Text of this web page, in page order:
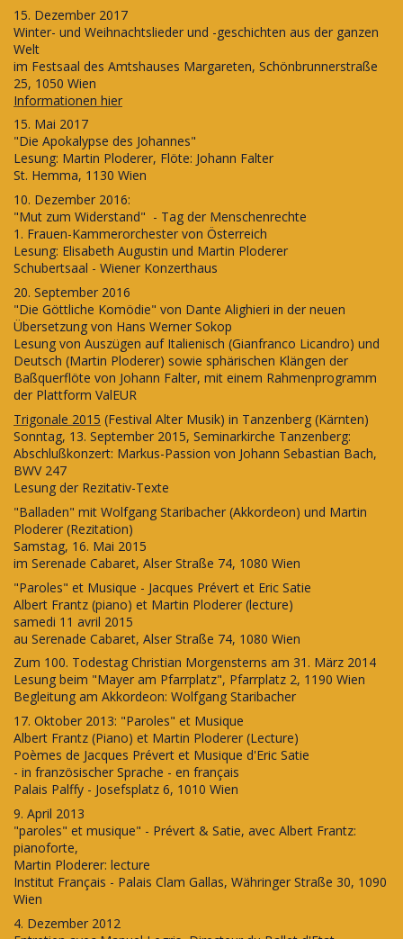
15. Dezember 2017
Winter- und Weihnachtslieder und -geschichten aus der ganzen
Welt
im Festsaal des Amtshauses Margareten, Schönbrunnerstraße
25, 1050 Wien
Informationen hier
15. Mai 2017
"Die Apokalypse des Johannes"
Lesung: Martin Ploderer, Flöte: Johann Falter
St. Hemma, 1130 Wien
10. Dezember 2016:
"Mut zum Widerstand" - Tag der Menschenrechte
1. Frauen-Kammerorchester von Österreich
Lesung: Elisabeth Augustin und Martin Ploderer
Schubertsaal - Wiener Konzerthaus
20. September 2016
"Die Göttliche Komödie" von Dante Alighieri in der neuen
Übersetzung von Hans Werner Sokop
Lesung von Auszügen auf Italienisch (Gianfranco Licandro) und
Deutsch (Martin Ploderer) sowie sphärischen Klängen der
Baßquerflöte von Johann Falter, mit einem Rahmenprogramm
der Plattform ValEUR
Trigonale 2015 (Festival Alter Musik) in Tanzenberg (Kärnten)
Sonntag, 13. September 2015, Seminarkirche Tanzenberg:
Abschlußkonzert: Markus-Passion von Johann Sebastian Bach,
BWV 247
Lesung der Rezitativ-Texte
"Balladen" mit Wolfgang Staribacher (Akkordeon) und Martin
Ploderer (Rezitation)
Samstag, 16. Mai 2015
im Serenade Cabaret, Alser Straße 74, 1080 Wien
"Paroles" et Musique - Jacques Prévert et Eric Satie
Albert Frantz (piano) et Martin Ploderer (lecture)
samedi 11 avril 2015
au Serenade Cabaret, Alser Straße 74, 1080 Wien
Zum 100. Todestag Christian Morgensterns am 31. März 2014
Lesung beim "Mayer am Pfarrplatz", Pfarrplatz 2, 1190 Wien
Begleitung am Akkordeon: Wolfgang Staribacher
17. Oktober 2013: "Paroles" et Musique
Albert Frantz (Piano) et Martin Ploderer (Lecture)
Poèmes de Jacques Prévert et Musique d'Eric Satie
- in französischer Sprache - en français
Palais Palffy - Josefsplatz 6, 1010 Wien
9. April 2013
"paroles" et musique" - Prévert & Satie, avec Albert Frantz:
pianoforte,
Martin Ploderer: lecture
Institut Français - Palais Clam Gallas, Währinger Straße 30, 1090
Wien
4. Dezember 2012